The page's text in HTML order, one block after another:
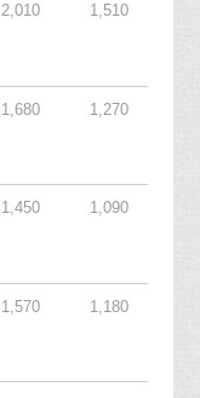
2,010 1,510
1,680 1,270
1,450 1,090
1,570 1,180